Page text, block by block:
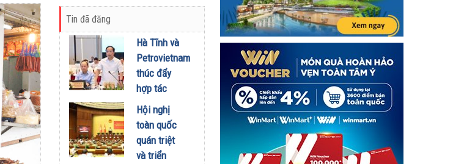
thảo Nghị
kinh doanh
xăng dầu
29/07/2026
Tin đã đăng
Hà Tĩnh và
Petrovietnam
thúc đẩy
hợp tác
phát triển
trung tâm
công
nghiệp -
Hội nghị
toàn quốc
quán triệt
và triển